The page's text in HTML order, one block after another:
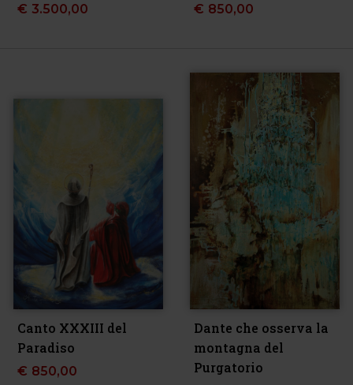
€ 3.500,00 € 850,00
Canto XXXIII del
Paradiso
€ 850,00
Dante che osserva la
montagna del
Purgatorio